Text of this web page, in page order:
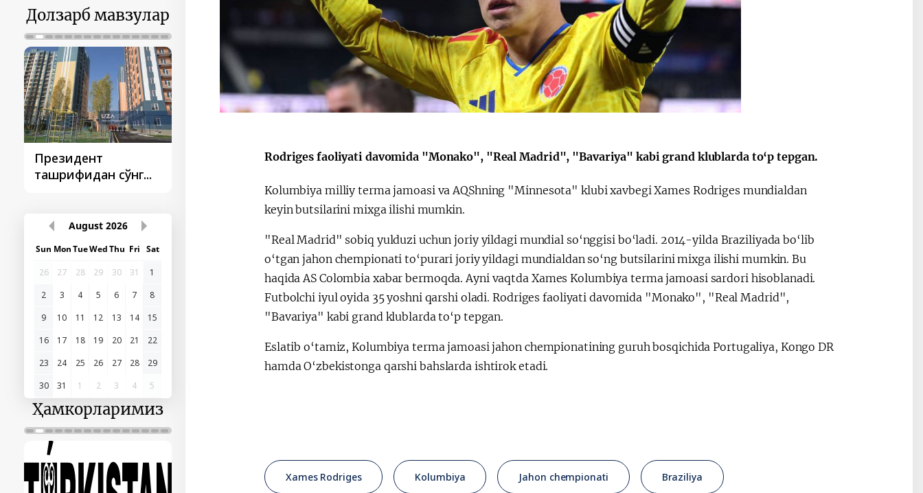
Долзарб мавзулар
Президент
ташрифидан сўнг...
Қарор ва ижро
“Ўзбекистон – 2030”
Президент Шавкат
раислигида
йиғилишлари
August 2026
Sun MonTueWedThu Fri Sat
26
27 28 29 30 31
1
2
3 4 5 6 7
8
9
10 11 12 13 14
15
16
17 18 19 20 21
22
23
24 25 26 27 28
29
30
31 1 2 3 4 5
Ҳамкорларимиз
Rodriges faoliyati davomida "Monako", "Real Madrid", "Bavariya" kabi grand klublarda to‘p tepgan.
Kolumbiya milliy terma jamoasi va AQShning "Minnesota" klubi xavbegi Xames Rodriges mundialdan
keyin butsilarini mixga ilishi mumkin.
"Real Madrid" sobiq yulduzi uchun joriy yildagi mundial so‘nggisi bo‘ladi. 2014-yilda Braziliyada bo‘lib
o‘tgan jahon chempionati to‘purari joriy yildagi mundialdan so‘ng butsilarini mixga ilishi mumkin. Bu
haqida AS Colombia xabar bermoqda. Ayni vaqtda Xames Kolumbiya terma jamoasi sardori hisoblanadi.
Futbolchi iyul oyida 35 yoshni qarshi oladi. Rodriges faoliyati davomida "Monako", "Real Madrid",
"Bavariya" kabi grand klublarda to‘p tepgan.
Eslatib o‘tamiz, Kolumbiya terma jamoasi jahon chempionatining guruh bosqichida Portugaliya, Kongo DR
hamda O‘zbekistonga qarshi bahslarda ishtirok etadi.
Xames Rodriges Kolumbiya Jahon chempionati Braziliya